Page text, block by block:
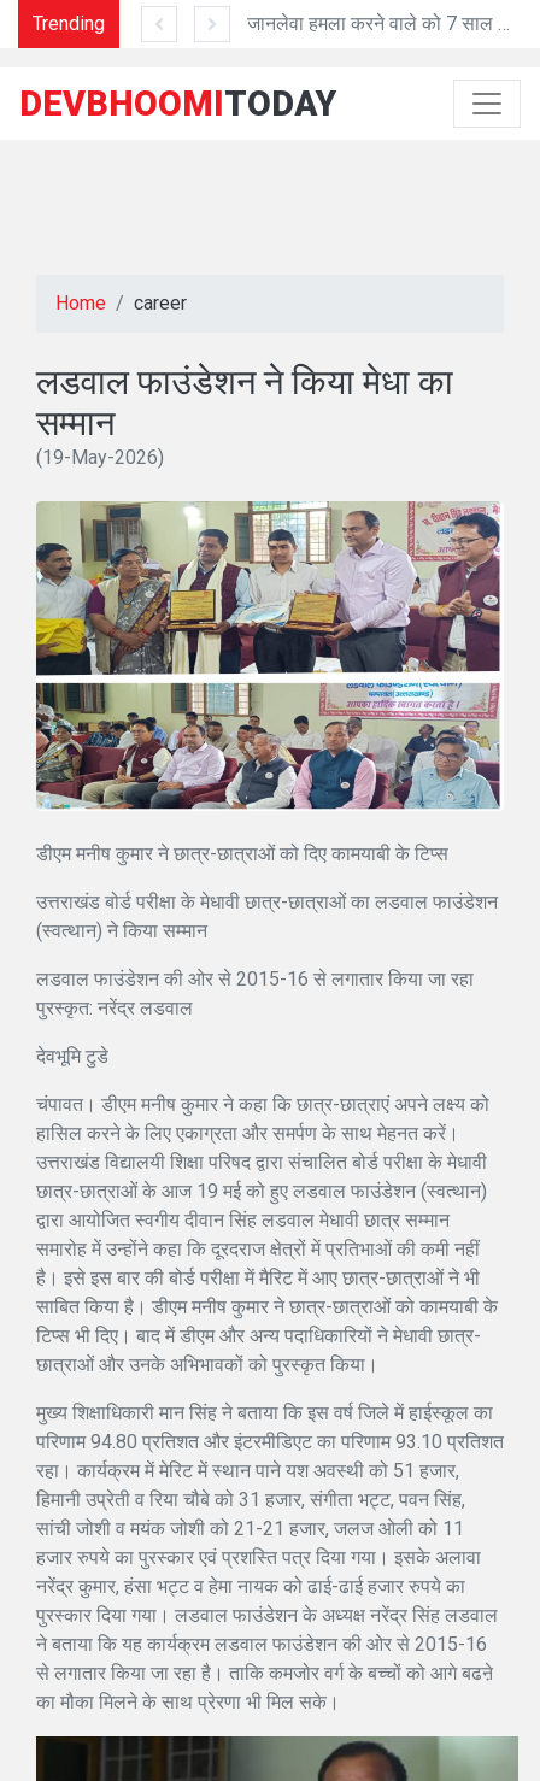
Trending जानलेवा हमला करने वाले को 7 साल की सजा
DEVBHOOMITODAY
Home career
लडवाल फाउंडेशन ने किया मेधा का
सम्मान
(19-May-2026)
डीएम मनीष कुमार ने छात्र-छात्राओं को दिए कामयाबी के टिप्स
उत्तराखंड बोर्ड परीक्षा के मेधावी छात्र-छात्राओं का लडवाल फाउंडेशन
(स्वत्थान) ने किया सम्मान
लडवाल फाउंडेशन की ओर से 2015-16 से लगातार किया जा रहा
पुरस्कृत: नरेंद्र लडवाल
देवभूमि टुडे
चंपावत। डीएम मनीष कुमार ने कहा कि छात्र-छात्राएं अपने लक्ष्य को
हासिल करने के लिए एकाग्रता और समर्पण के साथ मेहनत करें।
उत्तराखंड विद्यालयी शिक्षा परिषद द्वारा संचालित बोर्ड परीक्षा के मेधावी
छात्र-छात्राओं के आज 19 मई को हुए लडवाल फाउंडेशन (स्वत्थान)
द्वारा आयोजित स्वगीय दीवान सिंह लडवाल मेधावी छात्र सम्मान
समारोह में उन्होंने कहा कि दूरदराज क्षेत्रों में प्रतिभाओं की कमी नहीं
है। इसे इस बार की बोर्ड परीक्षा में मैरिट में आए छात्र-छात्राओं ने भी
साबित किया है। डीएम मनीष कुमार ने छात्र-छात्राओं को कामयाबी के
टिप्स भी दिए। बाद में डीएम और अन्य पदाधिकारियों ने मेधावी छात्र-
छात्राओं और उनके अभिभावकों को पुरस्कृत किया।
मुख्य शिक्षाधिकारी मान सिंह ने बताया कि इस वर्ष जिले में हाईस्कूल का
परिणाम 94.80 प्रतिशत और इंटरमीडिएट का परिणाम 93.10 प्रतिशत
रहा। कार्यक्रम में मेरिट में स्थान पाने यश अवस्थी को 51 हजार,
हिमानी उप्रेती व रिया चौबे को 31 हजार, संगीता भट्ट, पवन सिंह,
सांची जोशी व मयंक जोशी को 21-21 हजार, जलज ओली को 11
हजार रुपये का पुरस्कार एवं प्रशस्ति पत्र दिया गया। इसके अलावा
नरेंद्र कुमार, हंसा भट्ट व हेमा नायक को ढाई-ढाई हजार रुपये का
पुरस्कार दिया गया। लडवाल फाउंडेशन के अध्यक्ष नरेंद्र सिंह लडवाल
ने बताया कि यह कार्यक्रम लडवाल फाउंडेशन की ओर से 2015-16
से लगातार किया जा रहा है। ताकि कमजोर वर्ग के बच्चों को आगे बढऩे
का मौका मिलने के साथ प्रेरणा भी मिल सके।